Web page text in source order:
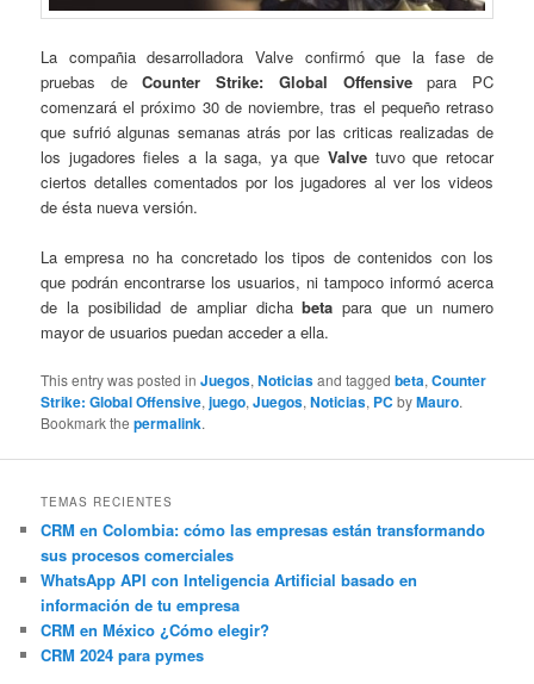
La compañia desarrolladora Valve confirmó que la fase de
pruebas deCounter Strike: Global Offensivepara PC
comenzará el próximo 30 de noviembre, tras el pequeño retraso
que sufrió algunas semanas atrás por las criticas realizadas de
los jugadores fieles a la saga, ya queValve tuvo que retocar
ciertos detalles comentados por los jugadores al ver los videos
de ésta nueva versión.
La empresa no ha concretado los tipos de contenidos con los
que podrán encontrarse los usuarios, ni tampoco informó acerca
de la posibilidad de ampliar dichabeta para que un numero
mayor de usuarios puedan acceder a ella.
This entry was posted inJuegos,Noticiasand taggedbeta,Counter
Strike: Global Offensive,juego,Juegos,Noticias, PC byMauro.
Bookmark thepermalink.
TEMAS RECIENTES
CRM en Colombia: cómo las empresas están transformando
sus procesos comerciales
WhatsApp API con Inteligencia Artificial basado en
información de tu empresa
CRM en México ¿Cómo elegir?
CRM 2024 para pymes